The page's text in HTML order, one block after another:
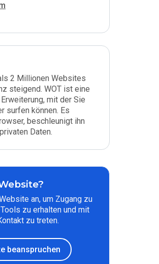
2 Millionen Websites
steigend. WOT ist eine
mit der Sie
surfen können. Es
beschleunigt ihn
Daten.
an, um Zugang zu
zu erhalten und mit
zu treten.
beanspruchen